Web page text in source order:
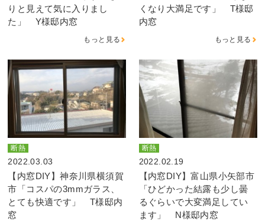
りと見えて気に入りまし
た」 Y様邸内窓
もっと見る
くなり大満足です」 T様邸
内窓
もっと見る
断熱
2022.03.03
【内窓DIY】神奈川県横須賀
市「コスパの3mmガラス、
とても快適です」 T様邸内
窓
断熱
2022.02.19
【内窓DIY】富山県小矢部市
「ひどかった結露も少し曇
るぐらいで大変満足してい
ます」 N様邸内窓